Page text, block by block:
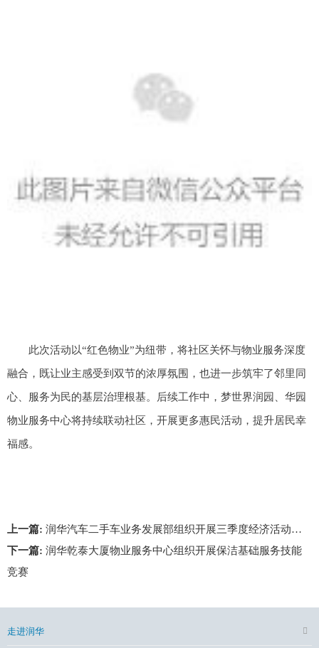
此次活动以“红色物业”为纽带，将社区关怀与物业服务深度
融合，既让业主感受到双节的浓厚氛围，也进一步筑牢了邻里同
心、服务为民的基层治理根基。后续工作中，梦世界润园、华园
物业服务中心将持续联动社区，开展更多惠民活动，提升居民幸
福感。
上一篇: 润华汽车二手车业务发展部组织开展三季度经济活动分析会
下一篇: 润华乾泰大厦物业服务中心组织开展保洁基础服务技能
竞赛
走进润华